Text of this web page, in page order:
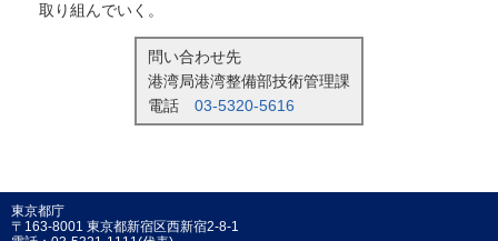
取り組んでいく。
問い合わせ先
港湾局港湾整備部技術管理課
電話 03-5320-5616
東京都庁
〒163-8001 東京都新宿区西新宿2-8-1